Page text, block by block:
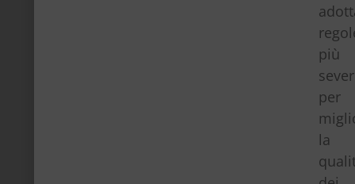
più
per
la